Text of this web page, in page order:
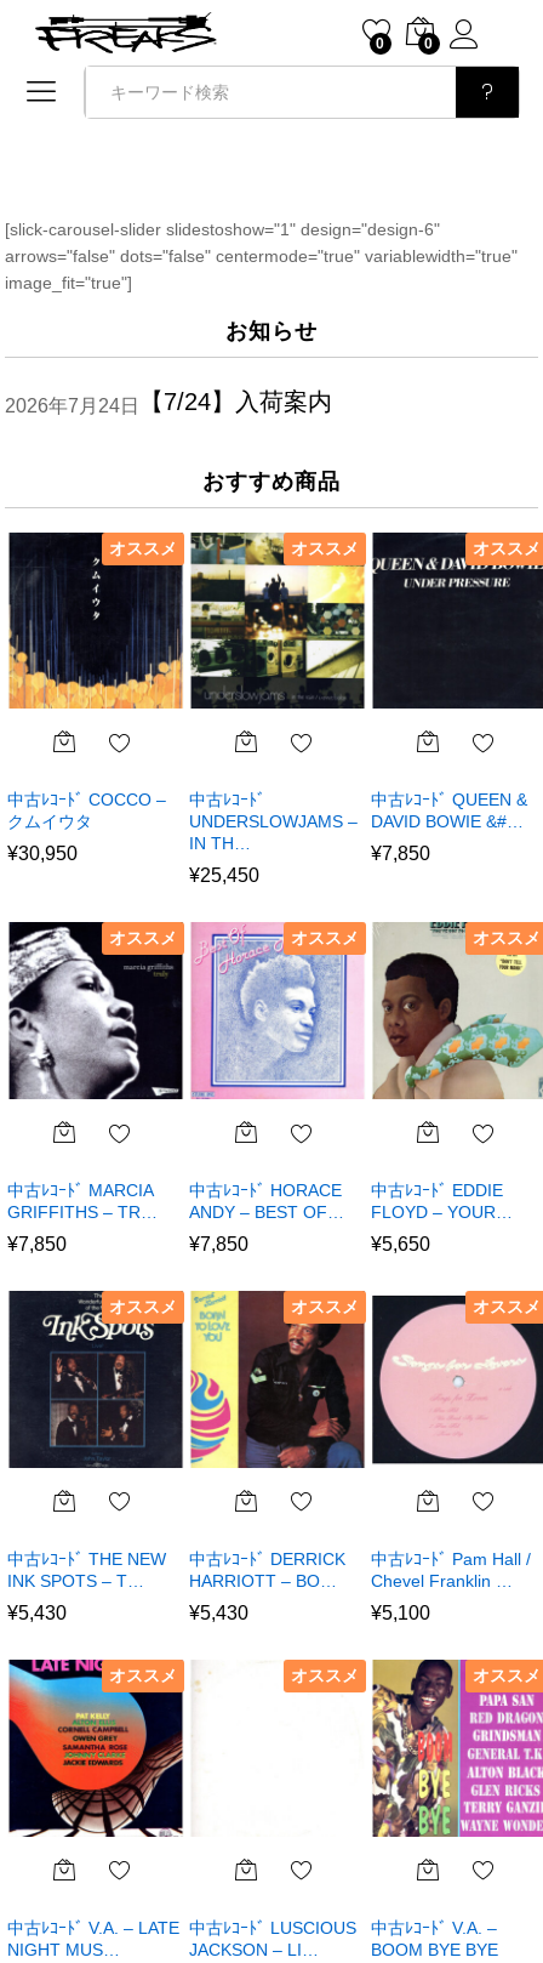
0 0
[slick-carousel-slider slidestoshow="1" design="design-6"
arrows="false" dots="false" centermode="true" variablewidth="true"
image_fit="true"]
お知らせ
【7/24】入荷案内
2026年7月24日
おすすめ商品
オススメ
中古ﾚｺｰﾄﾞ COCCO –
クムイウタ
¥30,950
オススメ
中古ﾚｺｰﾄﾞ
UNDERSLOWJAMS –
IN TH…
¥25,450
オススメ
中古ﾚｺｰﾄﾞ QUEEN &
DAVID BOWIE &#…
¥7,850
オススメ
中古ﾚｺｰﾄﾞ MARCIA
GRIFFITHS – TR…
¥7,850
オススメ
中古ﾚｺｰﾄﾞ HORACE
ANDY – BEST OF…
¥7,850
オススメ
中古ﾚｺｰﾄﾞ EDDIE
FLOYD – YOUR…
¥5,650
オススメ
中古ﾚｺｰﾄﾞ THE NEW
INK SPOTS – T…
¥5,430
オススメ
中古ﾚｺｰﾄﾞ DERRICK
HARRIOTT – BO…
¥5,430
オススメ
中古ﾚｺｰﾄﾞ Pam Hall /
Chevel Franklin …
¥5,100
オススメ
中古ﾚｺｰﾄﾞ V.A. – LATE
NIGHT MUS…
オススメ
中古ﾚｺｰﾄﾞ LUSCIOUS
JACKSON – LI…
オススメ
中古ﾚｺｰﾄﾞ V.A. –
BOOM BYE BYE